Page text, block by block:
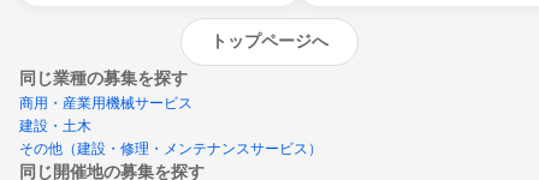
トップページへ
同じ業種の募集を探す
商用・産業用機械サービス
建設・土木
その他（建設・修理・メンテナンスサービス）
同じ開催地の募集を探す